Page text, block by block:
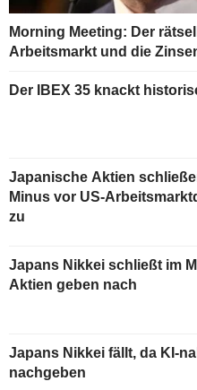
Morning Meeting: Der
Arbeitsmarkt und die
Der IBEX 35 knackt
Japanische Aktien
Minus vor US-
zu
Japans Nikkei schließt im
Aktien geben nach
Japans Nikkei fällt, da KI-
nachgeben